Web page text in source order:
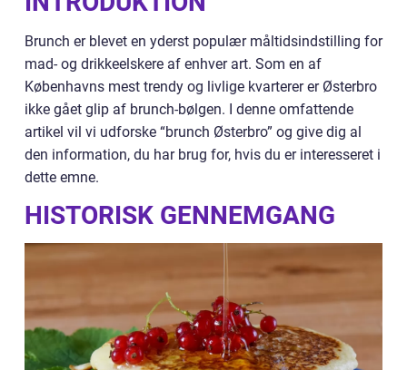
Brunch er blevet en yderst populær måltidsindstilling for
mad- og drikkeelskere af enhver art. Som en af
Københavns mest trendy og livlige kvarterer er Østerbro
ikke gået glip af brunch-bølgen. I denne omfattende
artikel vil vi udforske “brunch Østerbro” og give dig al
den information, du har brug for, hvis du er interesseret i
dette emne.
HISTORISK GENNEMGANG